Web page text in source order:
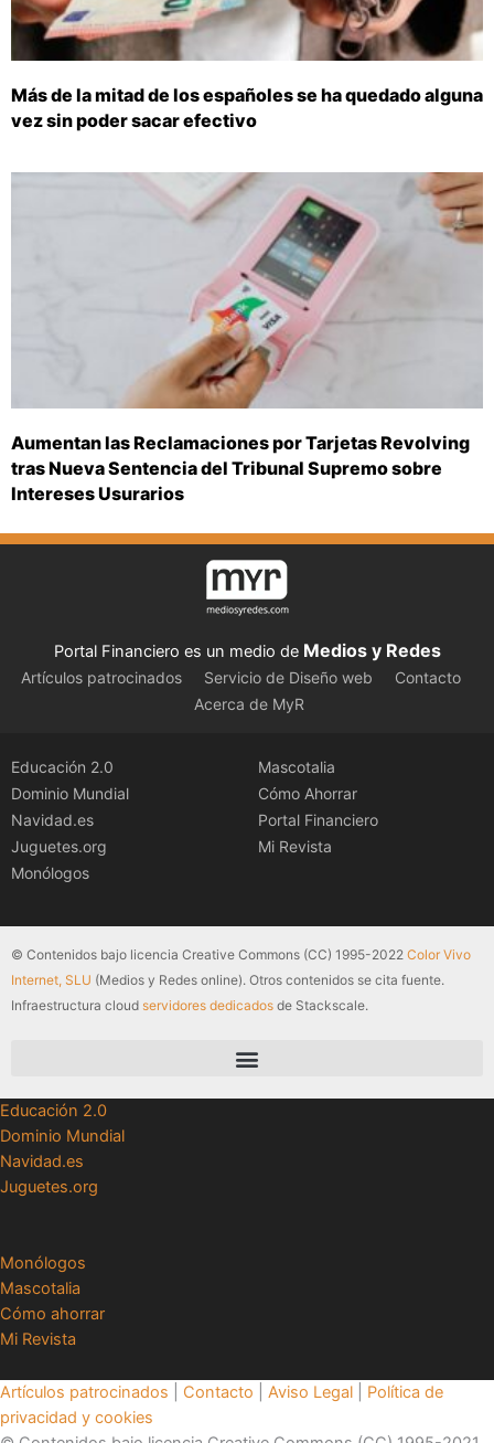
Más de la mitad de los españoles se ha quedado alguna
vez sin poder sacar efectivo
Aumentan las Reclamaciones por Tarjetas Revolving
tras Nueva Sentencia del Tribunal Supremo sobre
Intereses Usurarios
Portal Financiero es un medio de Medios y Redes
Artículos patrocinados Servicio de Diseño web
Contacto
Acerca de MyR
Educación 2.0
Dominio Mundial
Navidad.es
Juguetes.org
Monólogos
Mascotalia
Cómo Ahorrar
Portal Financiero
Mi Revista
© Contenidos bajo licencia Creative Commons (CC) 1995-2022 Color Vivo
Internet, SLU (Medios y Redes online). Otros contenidos se cita fuente.
Infraestructura cloud servidores dedicados de Stackscale.
Educación 2.0
Dominio Mundial
Navidad.es
Juguetes.org
Monólogos
Mascotalia
Cómo ahorrar
Mi Revista
Artículos patrocinados Contacto Aviso Legal
Política de
privacidad y cookies